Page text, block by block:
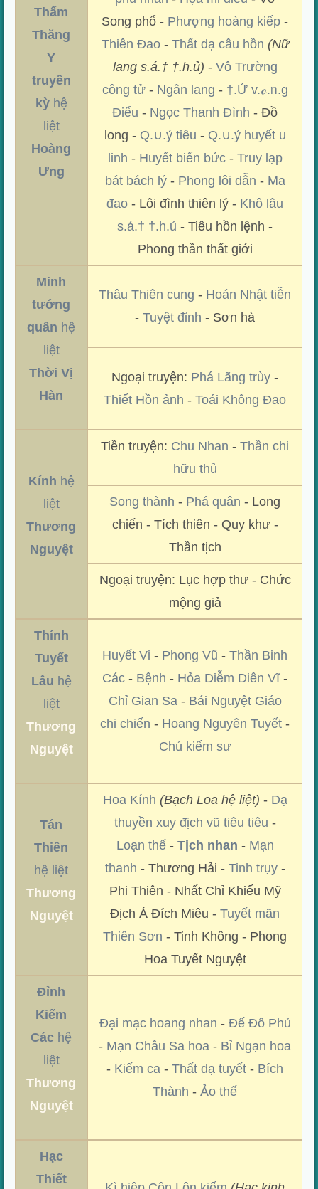
Thẩm
Thăng
Y
truyền
kỳhệ
liệt
Hoàng
Ưng
Song phổ - Phượng hoàng kiếp -
Thiên Đao- Thất dạ câu hồn (Nữ
lang s.á.† †.h.ủ) - Vô Trường
công tử- Ngân lang - †.Ử v.ℴ.ᥒ.g
Điểu - Ngọc Thanh Đình - Đồ
long - Q.∪.ỷ tiêu - Q.∪.ỷ huyết u
linh - Huyết biển bức- Truy lạp
bát bách lý- Phong lôi dẫn - Ma
đao - Lôi đình thiên lý - Khô lâu
s.á.† †.h.ủ - Tiêu hồn lệnh -
Phong thần thất giới
Minh
tướng
quân hệ
liệt
Thời Vị
Hàn
Thâu Thiên cung - Hoán Nhật tiễn
-Tuyệt đỉnh - Sơn hà
Ngoại truyện: Phá Lãng trùy -
Thiết Hồn ảnh -Toái Không Đao
Kính hệ
liệt
Thương
Nguyệt
Tiền truyện: Chu Nhan -Thần chi
hữu thủ
Song thành - Phá quân - Long
chiến - Tích thiên - Quy khư -
Thần tịch
Ngoại truyện: Lục hợp thư - Chức
mộng giả
Thính
Tuyết
Lâu hệ
liệt
Thương
Nguyệt
Huyết Vi - Phong Vũ -Thần Binh
Các - Bệnh - Hỏa Diễm Diên Vĩ-
Chỉ Gian Sa- Bái Nguyệt Giáo
chi chiến - Hoang Nguyên Tuyết -
Chú kiếm sư
Tán
Thiên
hệ liệt
Thương
Nguyệt
Hoa Kính (Bạch Loa hệ liệt) - Dạ
thuyền xuy địch vũ tiêu tiêu -
Loạn thế- Tịch nhan - Mạn
thanh - Thương Hải - Tinh trụy-
Phi Thiên - Nhất Chỉ Khiếu Mỹ
Địch Á Đích Miêu -Tuyết mãn
Thiên Sơn - Tinh Không - Phong
Hoa Tuyết Nguyệt
Đỉnh
Kiếm
Các hệ
liệt
Thương
Nguyệt
Đại mạc hoang nhan - Đế Đô Phủ
- Mạn Châu Sa hoa - Bỉ Ngạn hoa
- Kiếm ca -Thất dạ tuyết - Bích
Thành -Ảo thế
Hạc
Thiết